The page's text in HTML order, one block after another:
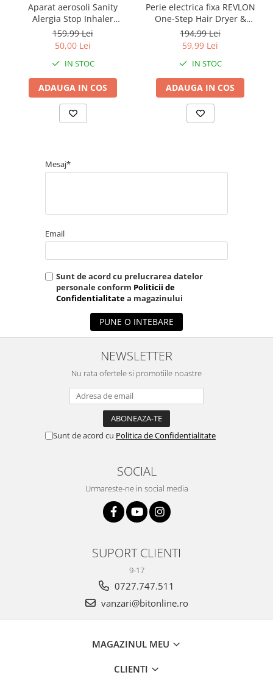
Aparat aerosoli Sanity
Alergia Stop Inhaler
resigilat, cu accesorii
compatibile sigilate
159,99 Lei
50,00 Lei
IN STOC
ADAUGA IN COS
Perie electrica fixa REVLON
One-Step Hair Dryer &
Volumizer, RVDR5222E2,
resigilata
194,99 Lei
59,99 Lei
IN STOC
ADAUGA IN COS
Mesaj*
Email
Sunt de acord cu prelucrarea datelor
personale conform Politicii de
Confidentialitatea magazinului
PUNE O INTEBARE
NEWSLETTER
Nu rata ofertele si promotiile noastre
Sunt de acord cu Politica de Confidentialitate
SOCIAL
Urmareste-ne in social media
SUPORT CLIENTI
9-17
0727.747.511
vanzari@bitonline.ro
MAGAZINUL MEU
CLIENTI